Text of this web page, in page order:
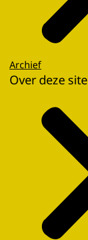
Archief
Over deze site